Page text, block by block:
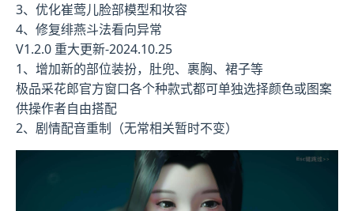
3、优化崔莺儿脸部模型和妆容
4、修复绯燕斗法看向异常
V1.2.0 重大更新-2024.10.25
1、增加新的部位装扮，肚兜、裹胸、裙子等
极品采花郎官方窗口各个种款式都可单独选择颜色或图案
供操作者自由搭配
2、剧情配音重制（无常相关暂时不变）